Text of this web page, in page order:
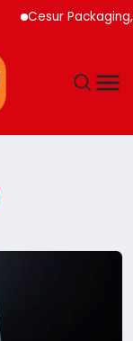
Cesur Packaging,